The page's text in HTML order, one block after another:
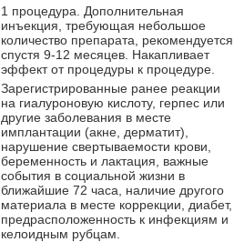
1 процедура. Дополнительная
инъекция, требующая небольшое
количество препарата, рекомендуется
спустя 9-12 месяцев. Накапливает
эффект от процедуры к процедуре.
Зарегистрированные ранее реакции
на гиалуроновую кислоту, герпес или
другие заболевания в месте
имплантации (акне, дерматит),
нарушение свертываемости крови,
беременность и лактация, важные
события в социальной жизни в
ближайшие 72 часа, наличие другого
материала в месте коррекции, диабет,
предрасположенность к инфекциям и
келоидным рубцам.